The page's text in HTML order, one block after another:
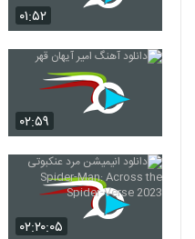
۰۱:۵۲
۰۲:۵۹
۰۲:۲۰:۰۵